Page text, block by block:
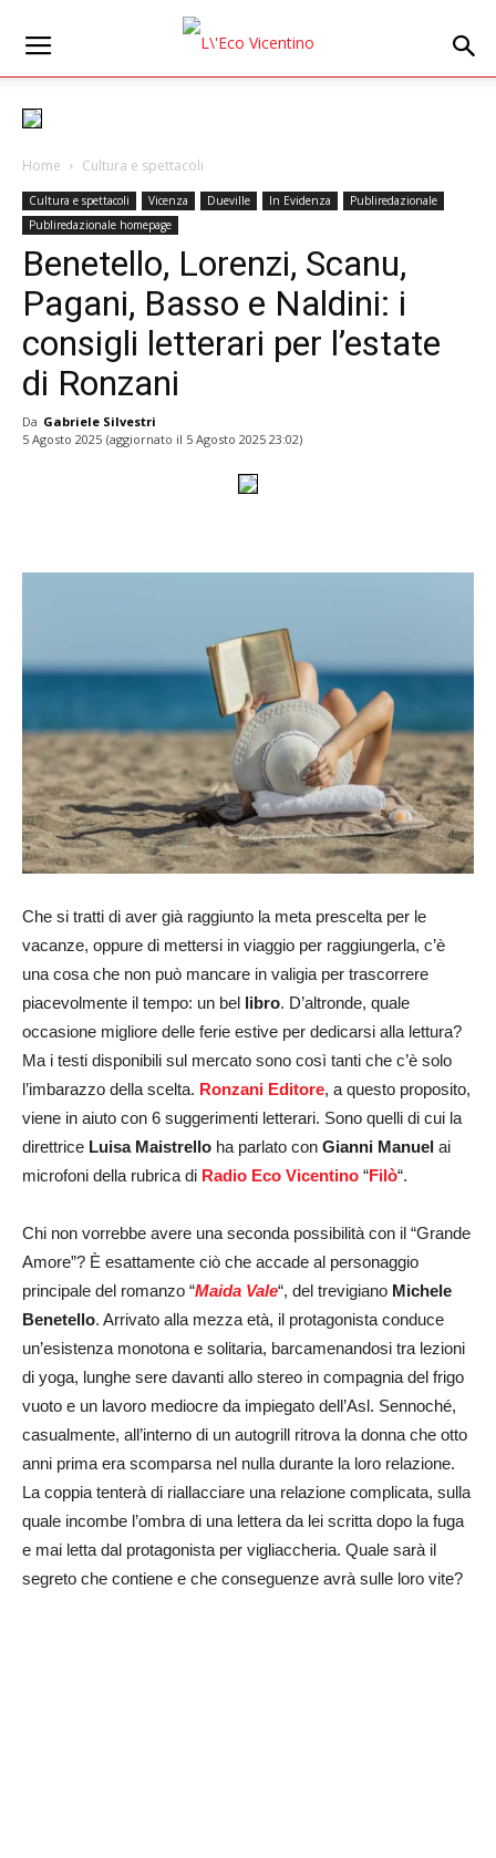
Home Cultura e spettacoli
Cultura e spettacoli Vicenza Dueville In Evidenza
Publiredazionale
Publiredazionale homepage
Benetello, Lorenzi, Scanu,
Pagani, Basso e Naldini: i
consigli letterari per l’estate
di Ronzani
Da Gabriele Silvestri
5 Agosto 2025 (aggiornato il 5 Agosto 2025 23:02)
Che si tratti di aver già raggiunto la meta prescelta per le
vacanze, oppure di mettersi in viaggio per raggiungerla, c’è
una cosa che non può mancare in valigia per trascorrere
piacevolmente il tempo: un bel libro. D’altronde, quale
occasione migliore delle ferie estive per dedicarsi alla lettura?
Ma i testi disponibili sul mercato sono così tanti che c’è solo
l’imbarazzo della scelta. Ronzani Editore, a questo proposito,
viene in aiuto con 6 suggerimenti letterari. Sono quelli di cui la
direttrice Luisa Maistrello ha parlato con Gianni Manuel ai
microfoni della rubrica di Radio Eco Vicentino “Filò“.
Chi non vorrebbe avere una seconda possibilità con il “Grande
Amore”? È esattamente ciò che accade al personaggio
principale del romanzo “Maida Vale“, del trevigiano Michele
Benetello. Arrivato alla mezza età, il protagonista conduce
un’esistenza monotona e solitaria, barcamenandosi tra lezioni
di yoga, lunghe sere davanti allo stereo in compagnia del frigo
vuoto e un lavoro mediocre da impiegato dell’Asl. Sennoché,
casualmente, all’interno di un autogrill ritrova la donna che otto
anni prima era scomparsa nel nulla durante la loro relazione.
La coppia tenterà di riallacciare una relazione complicata, sulla
quale incombe l’ombra di una lettera da lei scritta dopo la fuga
e mai letta dal protagonista per vigliaccheria. Quale sarà il
segreto che contiene e che conseguenze avrà sulle loro vite?